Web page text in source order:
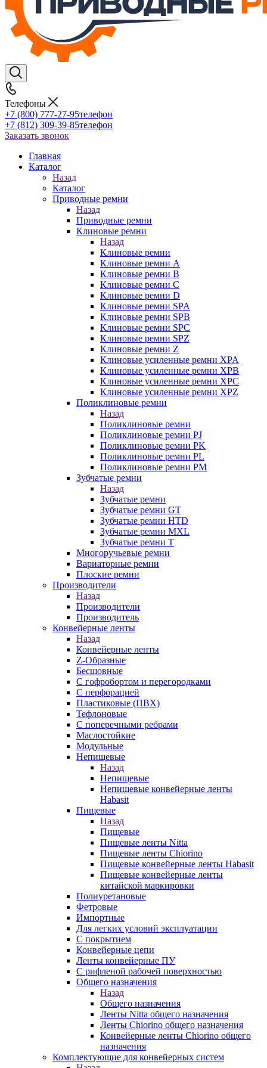
Телефоны
+7 (800) 777-27-95телефон
+7 (812) 309-39-85телефон
Заказать звонок
Главная
Каталог
Назад
Каталог
Приводные ремни
Назад
Приводные ремни
Клиновые ремни
Назад
Клиновые ремни
Клиновые ремни A
Клиновые ремни B
Клиновые ремни C
Клиновые ремни D
Клиновые ремни SPA
Клиновые ремни SPB
Клиновые ремни SPC
Клиновые ремни SPZ
Клиновые ремни Z
Клиновые усиленные ремни XPA
Клиновые усиленные ремни XPB
Клиновые усиленные ремни XPC
Клиновые усиленные ремни XPZ
Поликлиновые ремни
Назад
Поликлиновые ремни
Поликлиновые ремни PJ
Поликлиновые ремни PK
Поликлиновые ремни PL
Поликлиновые ремни PM
Зубчатые ремни
Назад
Зубчатые ремни
Зубчатые ремни GT
Зубчатые ремни HTD
Зубчатые ремни MXL
Зубчатые ремни Т
Многоручьевые ремни
Вариаторные ремни
Плоские ремни
Производители
Назад
Производители
Производитель
Конвейерные ленты
Назад
Конвейерные ленты
Z-Образные
Бесшовные
С гофробортом и перегородками
С перфорацией
Пластиковые (ПВХ)
Тефлоновые
С поперечными ребрами
Маслостойкие
Модульные
Непищевые
Назад
Непищевые
Непищевые конвейерные ленты
Habasit
Пищевые
Назад
Пищевые
Пищевые ленты Nitta
Пищевые ленты Chiorino
Пищевые конвейерные ленты Habasit
Пищевые конвейерные ленты
китайской маркировки
Полиуретановые
Фетровые
Импортные
Для легких условий эксплуатации
С покрытием
Конвейерные цепи
Ленты конвейерные ПУ
С рифленой рабочей поверхностью
Общего назначения
Назад
Общего назначения
Ленты Nitta общего назначения
Ленты Chiorino общего назначения
Конвейерные ленты Chiorino общего
назначения
Комплектующие для конвейерных систем